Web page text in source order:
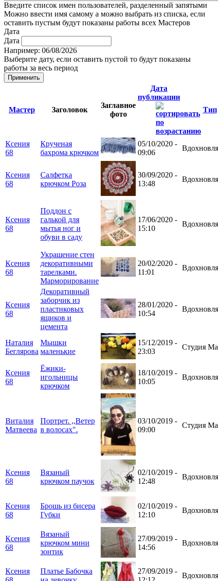
Введите список имен пользователей, разделенный запятыми
Можно ввести имя самому а можно выбрать из списка, если
оставить пустым будут показаны работы всех Мастеров
Дата
Дата
Например: 06/08/2026
Выберите дату, если оставить пустой то будут показаны
работы за весь период
Мастер Заголовок
Заглавное
фото
Дата
публикации
Тип
Ксения
68
Крученая
бахрома крючком
05/10/2020 -
09:06
Ксения
68
Салфетка
крючком Роза
30/09/2020 -
13:48
Ксения
68
Поддон с
галькой для
мытья ног и
обуви в саду
17/06/2020 -
15:10
Ксения
68
Украшение стен
декоративными
тарелками.
Марморирование
20/02/2020 -
11:01
Ксения
68
Декоративный
заборчик из
пластиковых
ящиков и
цемента
28/01/2020 -
10:54
Наталия
Беглярова
Мышки
маленькие
15/12/2019 -
23:03
Студия
Ксения
68
Ёжики-
игольницы
крючком
18/10/2019 -
10:05
Виталия
Матвеева
Портрет. ,,Ветер
в волосах".
03/10/2019 -
09:00
Студия
Ксения
68
Вязаный
крючком паучок
02/10/2019 -
12:48
Ксения
68
Брошь из бисера
Губки
02/10/2019 -
12:10
Ксения
68
Вязаный
крючком мини
зонтик
27/09/2019 -
14:56
Ксения
Платье Бабочка
27/09/2019 -